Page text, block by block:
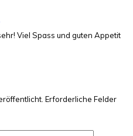
Viel Spass und guten Appetit
Erforderliche Felder